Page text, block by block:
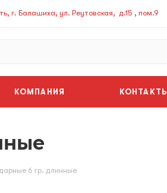
г. Балашиха, ул. Реутовская, д.15 , пом.9
КОМПАНИЯ КОНТАКТЫ
6 гр. длинные